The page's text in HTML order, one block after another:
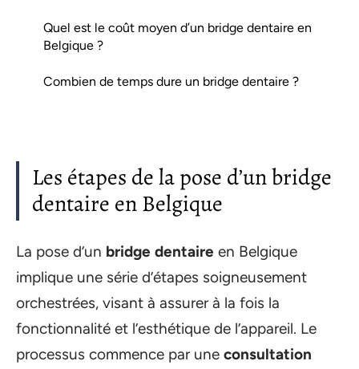
Quel est le coût moyen d’un bridge dentaire en
Belgique ?
Combien de temps dure un bridge dentaire ?
Les étapes de la pose d’un bridge
dentaire en Belgique
La pose d’un bridge dentaire en Belgique
implique une série d’étapes soigneusement
orchestrées, visant à assurer à la fois la
fonctionnalité et l’esthétique de l’appareil. Le
processus commence par une consultation